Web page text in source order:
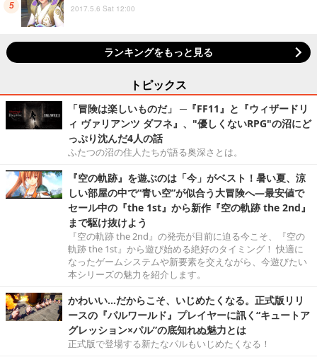
2017.5.6 Sat 12:00
ランキングをもっと見る
トピックス
「冒険は楽しいものだ」 ─『FF11』と『ウィザードリ
ィ ヴァリアンツ ダフネ』、"優しくないRPG"の沼にど
っぷり沈んだ4人の話
ふたつの沼の住人たちが語る奥深さとは。
『空の軌跡』を遊ぶのは「今」がベスト！暑い夏、涼
しい部屋の中で“青い空”が似合う大冒険へ―最安値で
セール中の『the 1st』から新作『空の軌跡 the 2nd』
まで駆け抜けよう
『空の軌跡 the 2nd』の発売が目前に迫る今こそ、『空の
軌跡 the 1st』から遊び始める絶好のタイミング！ 快適に
なったゲームシステムや新要素を交えながら、今遊びたい
本シリーズの魅力を紹介します。
かわいい…だからこそ、いじめたくなる。正式版リリ
ースの『パルワールド』プレイヤーに訊く“キュートア
グレッション×パル”の底知れぬ魅力とは
正式版で登場する新たなパルもいじめたくなる！